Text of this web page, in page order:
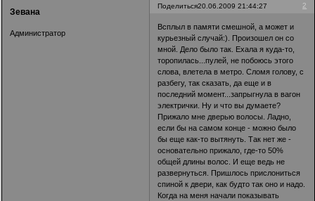
Поделиться 2
20.06.2009 21:44:27
Зевана
Администратор
Всплыл в памяти смешной, а может и
курьезный случай:). Произошел он со
мной. Дело было так. Ехала я куда-то,
торопилась...пулей, не побоюсь этого
слова, влетела в метро. Сломя голову, с
разбегу, так сказать, да еще и в
последний момент...запрыгнула в вагон
электрички. Ну и что вы думаете?
Прижало мне дверью волосы. Ладно,
если бы на самом конце - можно было
бы еще как-то вытянуть. Так нет же -
основательно прижало, где-то 50%
общей длины волос. И еще ведь не
развернуться. Пришлось прислониться
спиной к двери, как будто так оно и надо.
Когда на меня начали показывать